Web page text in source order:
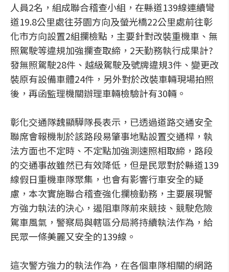
人員2名，組成聯合稽查小組，在縣道139線連續彎
道19.8公里處往芬園方向及螢光橋22公里處前往彰
化市方向設置2組攔檢點，主要針對改裝重機車、無
照駕駛等違規加強攔查取締，2天勤務執行成果計?
發無照駕駛28件、越級駕駛及號牌違規3件、變更改
裝原有設備車體24件，另外對於改裝車輛現場拍照
後，再函監理機關辦理車輛檢驗計有30輛。
彰化交通隊魏顯驊隊長表示，已透過道路交通安全
聯席會報機制於該路段易肇事地點設置交通桿，執
法方面也不定時、不定點加強測速照相取締，路段
的交通事故雖然已有效降低，但是民眾對於縣道139
線假日重機車隊聚集，也會有影響行車安全的疑
慮，本次實施聯合稽查強化攔檢勤務，主要展現警
方強力執法的決心，遏阻車隊前來競技、競駛危險
駕車風氣，警察局與轄區分局將持續執法作為，給
民眾一條美麗又安全的139線。
這次警方強力的執法作為，在各個車隊相關的網路